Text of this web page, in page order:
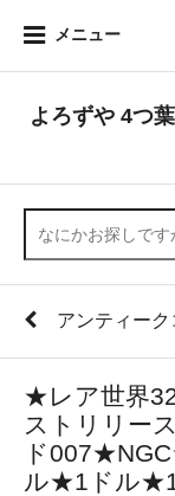
メニュー
よろずや 4つ
アンティーク
★レア世界
ストリリー
ド
ル★1ドル